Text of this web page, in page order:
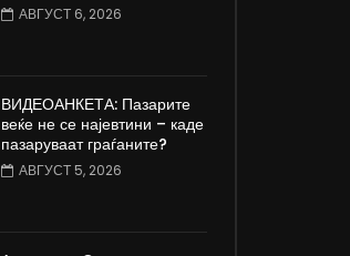
АВГУСТ 6, 2026
ВИДЕОАНКЕТА: Пазарите
веќе не се најевтини – каде
пазаруваат граѓаните?
АВГУСТ 5, 2026